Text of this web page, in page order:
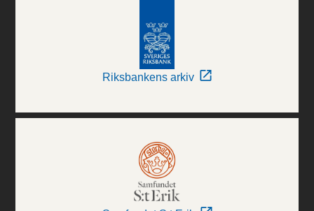
Riksbankens arkiv